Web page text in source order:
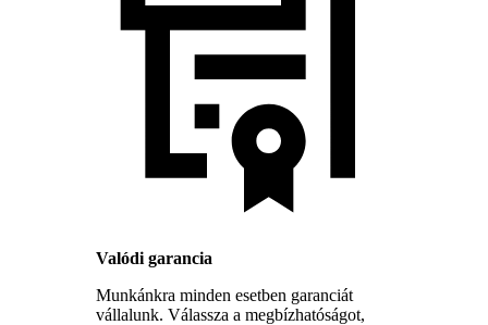
Valódi garancia
Munkánkra minden esetben garanciát
vállalunk. Válassza a megbízhatóságot,